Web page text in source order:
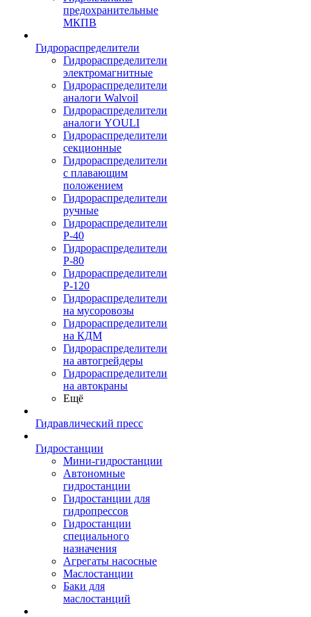
предохранительные
МКПВ
Гидрораспределители
Гидрораспределители
электромагнитные
Гидрораспределители
аналоги Walvoil
Гидрораспределители
аналоги YOULI
Гидрораспределители
секционные
Гидрораспределители
с плавающим
положением
Гидрораспределители
ручные
Гидрораспределители
Р-40
Гидрораспределители
Р-80
Гидрораспределители
Р-120
Гидрораспределители
на мусоровозы
Гидрораспределители
на КДМ
Гидрораспределители
на автогрейдеры
Гидрораспределители
на автокраны
Ещё
Гидравлический пресс
Гидростанции
Мини-гидростанции
Автономные
гидростанции
Гидростанции для
гидропрессов
Гидростанции
специального
назначения
Агрегаты насосные
Маслостанции
Баки для
маслостанций